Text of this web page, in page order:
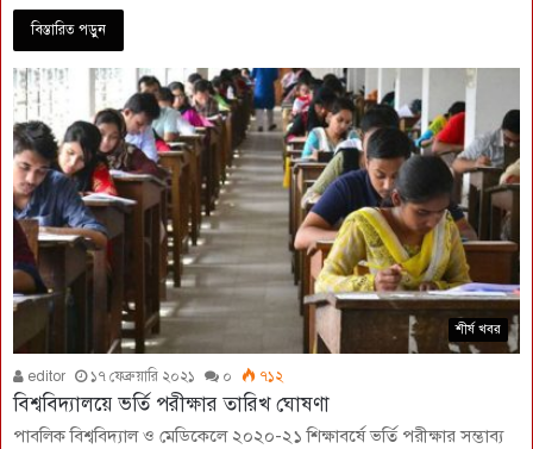
বিস্তারিত পড়ুন
শীর্ষ খবর
editor ১৭ ফেব্রুয়ারি ২০২১ ০ ৭১২
বিশ্ববিদ্যালয়ে ভর্তি পরীক্ষার তারিখ ঘোষণা
পাবলিক বিশ্ববিদ্যাল ও মেডিকেলে ২০২০-২১ শিক্ষাবর্ষে ভর্তি পরীক্ষার সম্ভাব্য